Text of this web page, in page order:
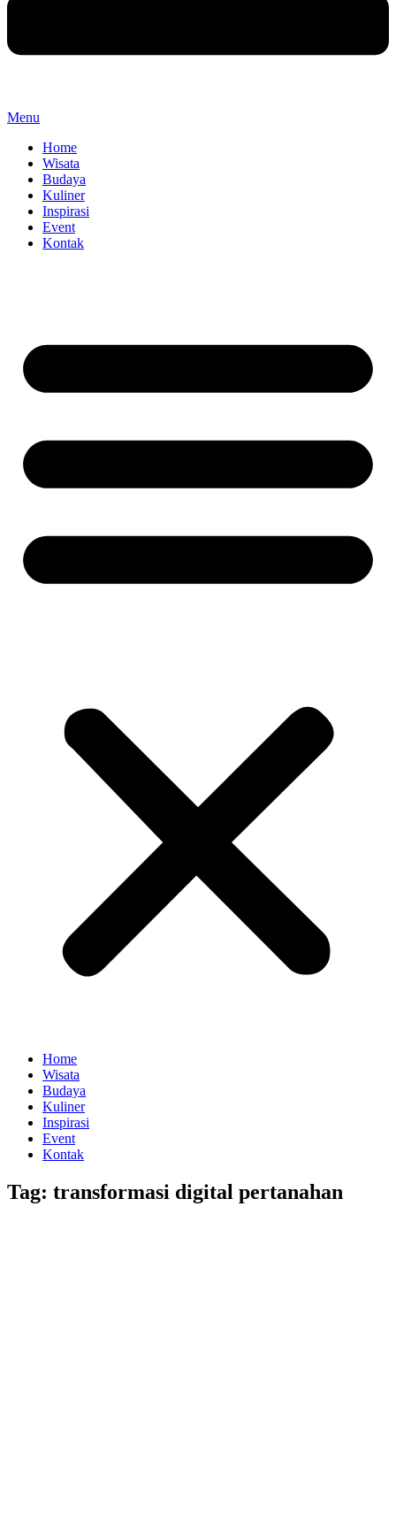
Menu
Home
Wisata
Budaya
Kuliner
Inspirasi
Event
Kontak
Home
Wisata
Budaya
Kuliner
Inspirasi
Event
Kontak
Tag: transformasi digital pertanahan